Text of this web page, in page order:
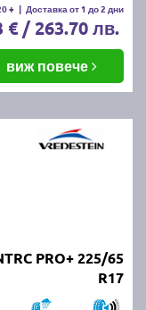
+ | Доставка от 1 до 2 дни
€ / 263.70 лв.
виж повече
PRO+ 225/65
R17